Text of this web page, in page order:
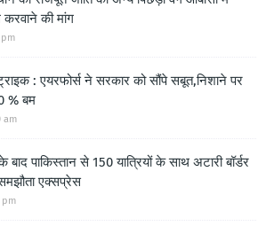
करवाने की मांग
pm
: एयरफोर्स ने सरकार को सौंपे सबूत,निशाने पर
% बम
am
बाद पाकिस्तान से 150 यात्रियों के साथ अटारी बॉर्डर
एक्सप्रेस
pm